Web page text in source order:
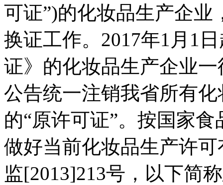
可证”)的化妆品生产企业
换证工作。2017年1月1
证》的化妆品生产企业
公告统一注销我省所有
的“原许可证”。按国家
做好当前化妆品生产许
监[2013]213号，以下简